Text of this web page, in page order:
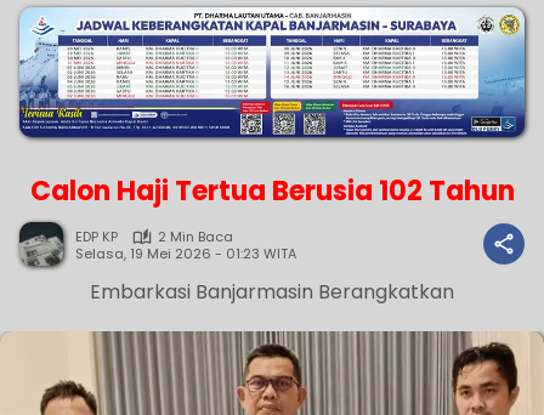
Calon Haji Tertua Berusia 102 Tahun
EDP KP
2 Min Baca
Selasa, 19 Mei 2026 - 01:23 WITA
Embarkasi Banjarmasin Berangkatkan